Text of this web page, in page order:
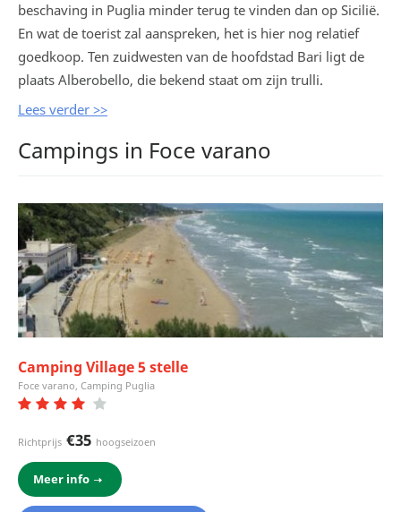
beschaving in Puglia minder terug te vinden dan op Sicilië.
En wat de toerist zal aanspreken, het is hier nog relatief
goedkoop. Ten zuidwesten van de hoofdstad Bari ligt de
plaats Alberobello, die bekend staat om zijn trulli.
Lees verder >>
Campings in Foce varano
Camping Village 5 stelle
Foce varano, Camping Puglia
Richtprijs €35 hoogseizoen
Meer info